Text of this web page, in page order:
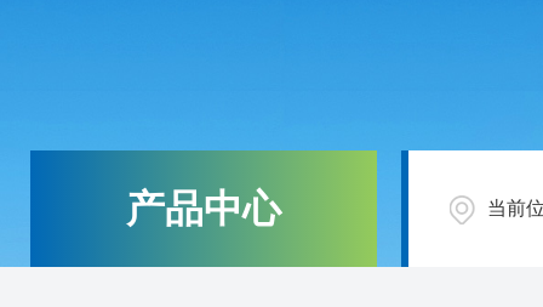
产品中心 当前